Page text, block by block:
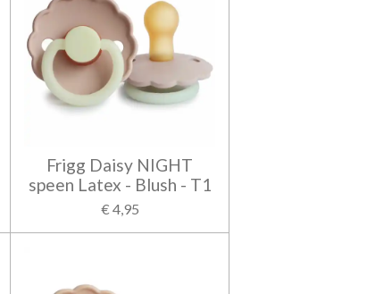
Frigg Daisy NIGHT
speen Latex - Blush - T1
€ 4,95